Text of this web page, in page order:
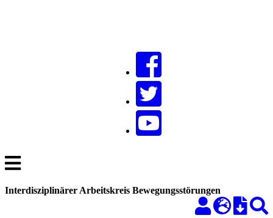
Interdisziplinärer Arbeitskreis Bewegungsstörungen